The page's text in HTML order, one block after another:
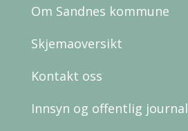
Om Sandnes kommune
Skjemaoversikt
Kontakt oss
Innsyn og offentlig journal